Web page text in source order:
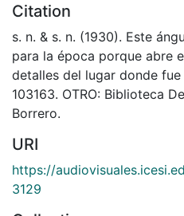
Citation
s. n. & s. n. (1930). Este
para la época porque abre
detalles del lugar donde
103163. OTRO: Biblioteca
Borrero.
URI
https://
3129